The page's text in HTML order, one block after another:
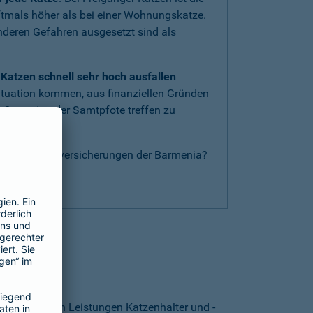
höher als bei einer Wohnungskatze.
Gefahren ausgesetzt sind als
schnell sehr hoch ausfallen
kommen, aus finanziellen Gründen
der Samtpfote treffen zu
Katzenversicherungen der Barmenia?
Von welchen Leistungen Katzenhalter und -